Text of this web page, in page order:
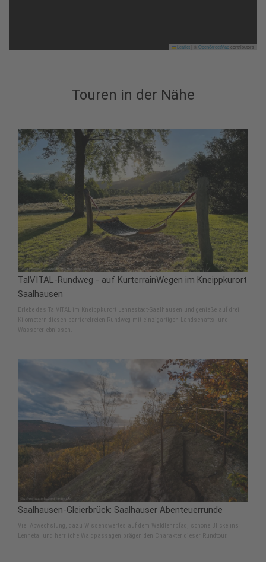
Leaflet OpenStreetMapcontributors
Touren in der Nähe
TalVITAL-Rundweg - auf KurterrainWegen im Kneippkurort
Saalhausen
Erlebe das TalVITAL im Kneippkurort Lennestadt-Saalhausen und genieße auf drei
Kilometern diesen barrierefreien Rundweg mit einzigartigen Landschafts- und
Wassererlebnissen.
Saalhausen-Gleierbrück: Saalhauser Abenteuerrunde
Viel Abwechslung, dazu Wissenswertes auf dem Waldlehrpfad, schöne Blicke ins
Lennetal und herrliche Waldpassagen prägen den Charakter dieser Rundtour.